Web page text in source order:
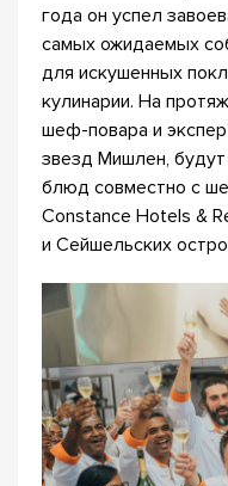
года он успел
самых ожидаемых
для искушенных
кулинарии. На
шеф-повара и
звезд Мишлен,
блюд совместно с
Constance Hotels &
и Сейшельских